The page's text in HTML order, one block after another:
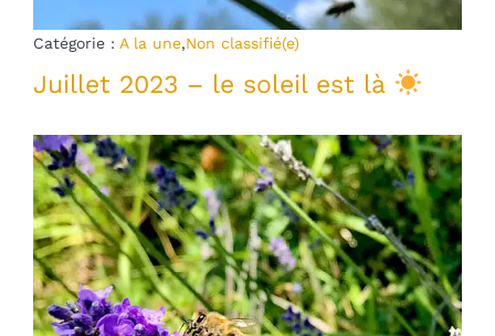
Français
Catégorie : A la une,Non classifié(e)
Juillet 2023 – le soleil est là